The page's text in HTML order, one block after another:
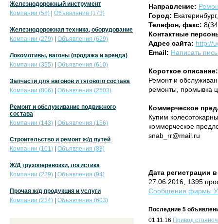
Направление:
Город:
Телефон, факс:
Контактные
Адрес сайта: http://
Email: Написать
Короткое описание:
Ремонт и
ремонты, промывка
Коммерческое
Купим
коммерческое
snab_rr@mail.ru
Дата регистрации в
27.06.2016, 1395
Сообщения фирмы
Последние 5
01.11.16 Привод
Железнодорожный инструмент
Компании (58)
Объявления (173)
Железнодорожная техника, оборудование
Компании (279)
Объявления (629)
Локомотивы, вагоны (продажа и аренда)
Компании (355)
Объявления (610)
Запчасти для вагонов и тягового состава
Компании (806)
Объявления (2503)
Ремонт и обслуживание подвижного
состава
Компании (143)
Объявления (156)
Строительство и ремонт ж/д путей
Компании (101)
Объявления (88)
Ж/Д грузоперевозки, логистика
Компании (239)
Объявления (94)
Прочая ж/д продукция и услуги
Компании (234)
Объявления (603)